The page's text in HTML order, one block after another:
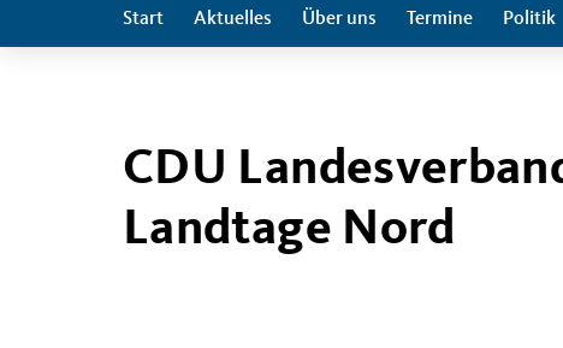
Start Aktuelles Über uns Termine Politik
CDU
Landtage Nord